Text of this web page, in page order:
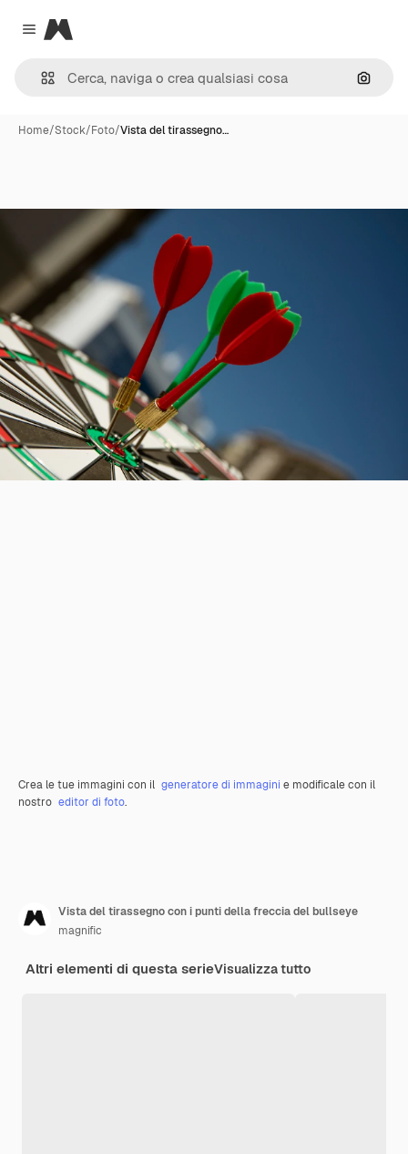
Close menu
Magnific
Cerca
Home/Stock/Foto/Vista del tirassegno…
Crea le tue immagini con il generatore di immagini e modificale con il
nostro editor di foto.
Vista del tirassegno con i punti della freccia del bullseye
magnific
Altri elementi di questa serieVisualizza tutto